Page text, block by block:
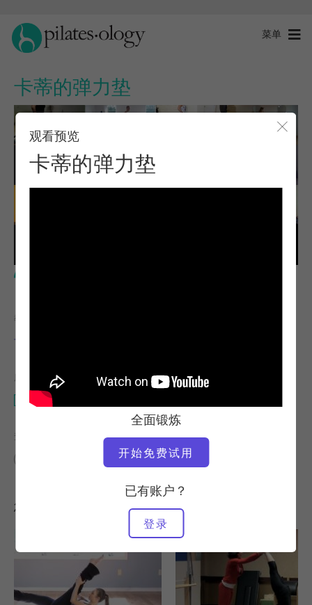
菜单
卡蒂的弹力垫
观看预览
卡蒂的弹力垫
全面锻炼
开始免费试用
已有账户？
登录
教师
卡蒂-罗斯-纳什
所需设备
垫子
查找类似课程
垫子
您可能喜欢的其他锻炼